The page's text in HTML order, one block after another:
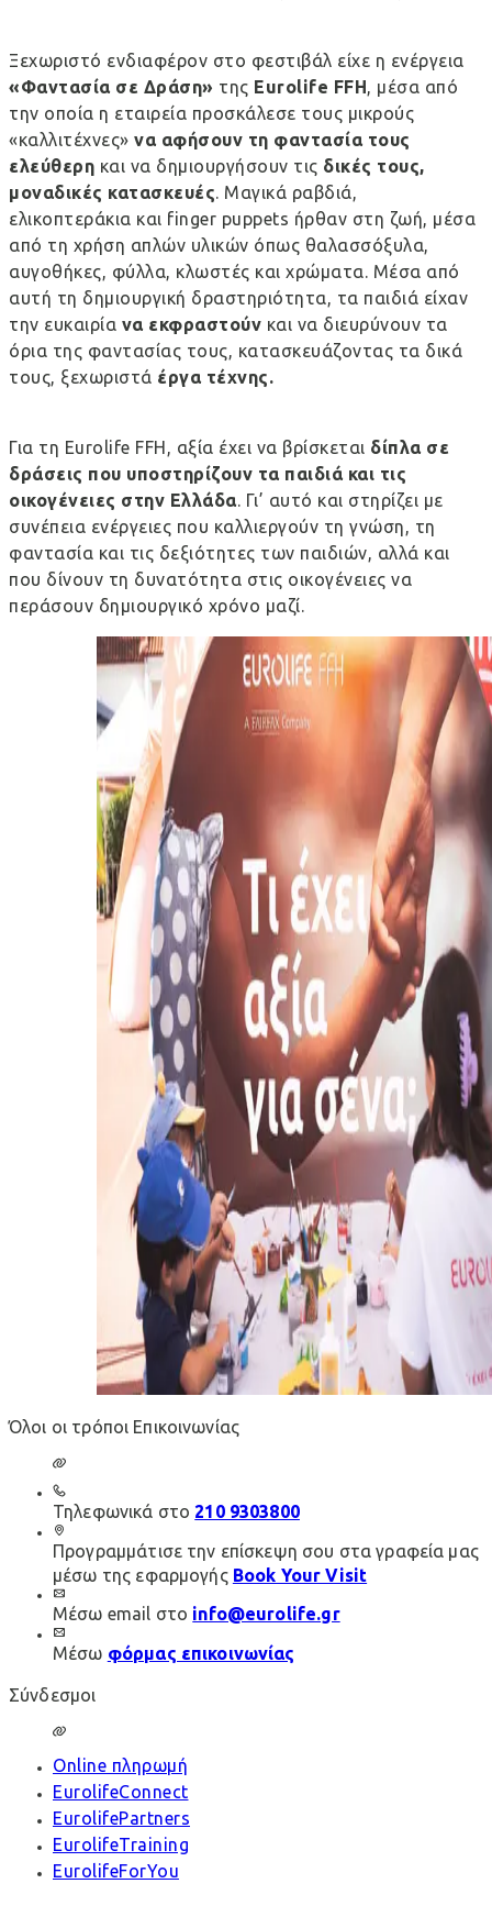
Ξεχωριστό ενδιαφέρον στο φεστιβάλ είχε η ενέργεια
«Φαντασία σε Δράση» της Eurolife FFH, μέσα από
την οποία η εταιρεία προσκάλεσε τους μικρούς
«καλλιτέχνες» να αφήσουν τη φαντασία τους
ελεύθερη και να δημιουργήσουν τις δικές τους,
μοναδικές κατασκευές. Μαγικά ραβδιά,
ελικοπτεράκια και finger puppets ήρθαν στη ζωή, μέσα
από τη χρήση απλών υλικών όπως θαλασσόξυλα,
αυγοθήκες, φύλλα, κλωστές και χρώματα. Μέσα από
αυτή τη δημιουργική δραστηριότητα, τα παιδιά είχαν
την ευκαιρία να εκφραστούν και να διευρύνουν τα
όρια της φαντασίας τους, κατασκευάζοντας τα δικά
τους, ξεχωριστά έργα τέχνης.
Για τη Eurolife FFH, αξία έχει να βρίσκεται δίπλα σε
δράσεις που υποστηρίζουν τα παιδιά και τις
οικογένειες στην Ελλάδα. Γι’ αυτό και στηρίζει με
συνέπεια ενέργειες που καλλιεργούν τη γνώση, τη
φαντασία και τις δεξιότητες των παιδιών, αλλά και
που δίνουν τη δυνατότητα στις οικογένειες να
περάσουν δημιουργικό χρόνο μαζί.
Όλοι οι τρόποι Επικοινωνίας
Τηλεφωνικά στο 210 9303800
Προγραμμάτισε την επίσκεψη σου στα γραφεία μας
μέσω της εφαρμογής Book Your Visit
Μέσω email στο info@eurolife.gr
Μέσω φόρμας επικοινωνίας
Σύνδεσμοι
Online πληρωμή
EurolifeConnect
EurolifePartners
EurolifeTraining
EurolifeForYou